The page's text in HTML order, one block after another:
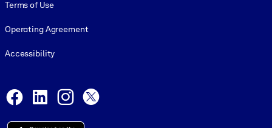
Terms of Use
Operating Agreement
Accessibility
Facebook
LinkedInInstagram